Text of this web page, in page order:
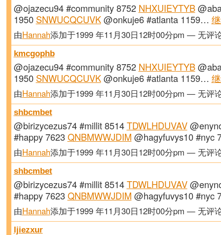
@ojazecu94 #community 8752 NHXUIEYTYB
1950 SNWUCQCUVK@onkuje6 #atlanta 1159…
由Hannah添加于1999 年11月30日12时00分pm — 无评
kmcgophb
@ojazecu94 #community 8752 NHXUIEYTYB
1950 SNWUCQCUVK@onkuje6 #atlanta 1159…
由Hannah添加于1999 年11月30日12时00分pm — 无评
shbcmbet
@birizycezus74 #millit 8514TDWLHDUVAV
#happy 7623QNBMWWJDIM @hagyfuvys10
由Hannah添加于1999 年11月30日12时00分pm — 无评
shbcmbet
@birizycezus74 #millit 8514TDWLHDUVAV
#happy 7623QNBMWWJDIM @hagyfuvys10
由Hannah添加于1999 年11月30日12时00分pm — 无评
ljiezxur